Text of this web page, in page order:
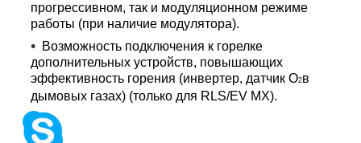
прогрессивном, так и модуляционном режиме
работы (при наличие модулятора).
Возможность подключения к горелке
дополнительных устройств, повышающих
эффективность горения (инвертер, датчик О2в
дымовых газах) (только для RLS/EV MX).